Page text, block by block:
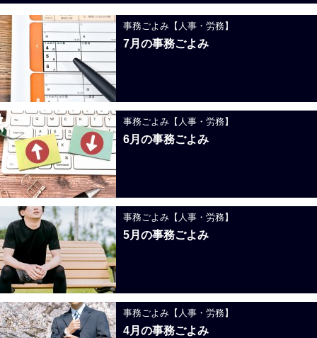
事務ごよみ【人事・労務】
7月の事務ごよみ
事務ごよみ【人事・労務】
6月の事務ごよみ
事務ごよみ【人事・労務】
5月の事務ごよみ
事務ごよみ【人事・労務】
4月の事務ごよみ